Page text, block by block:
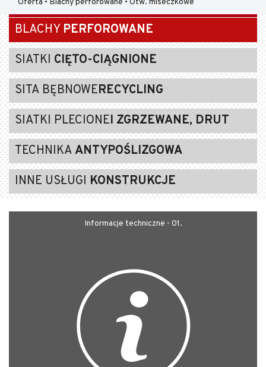
BLACHY PERFOROWANE
SIATKI CIĘTO-CIĄGNIONE
SITA BĘBNOWERECYCLING
SIATKI PLECIONEI ZGRZEWANE, DRUT
TECHNIKAANTYPOŚLIZGOWA
INNE USŁUGI KONSTRUKCJE
Informacje techniczne - 01.